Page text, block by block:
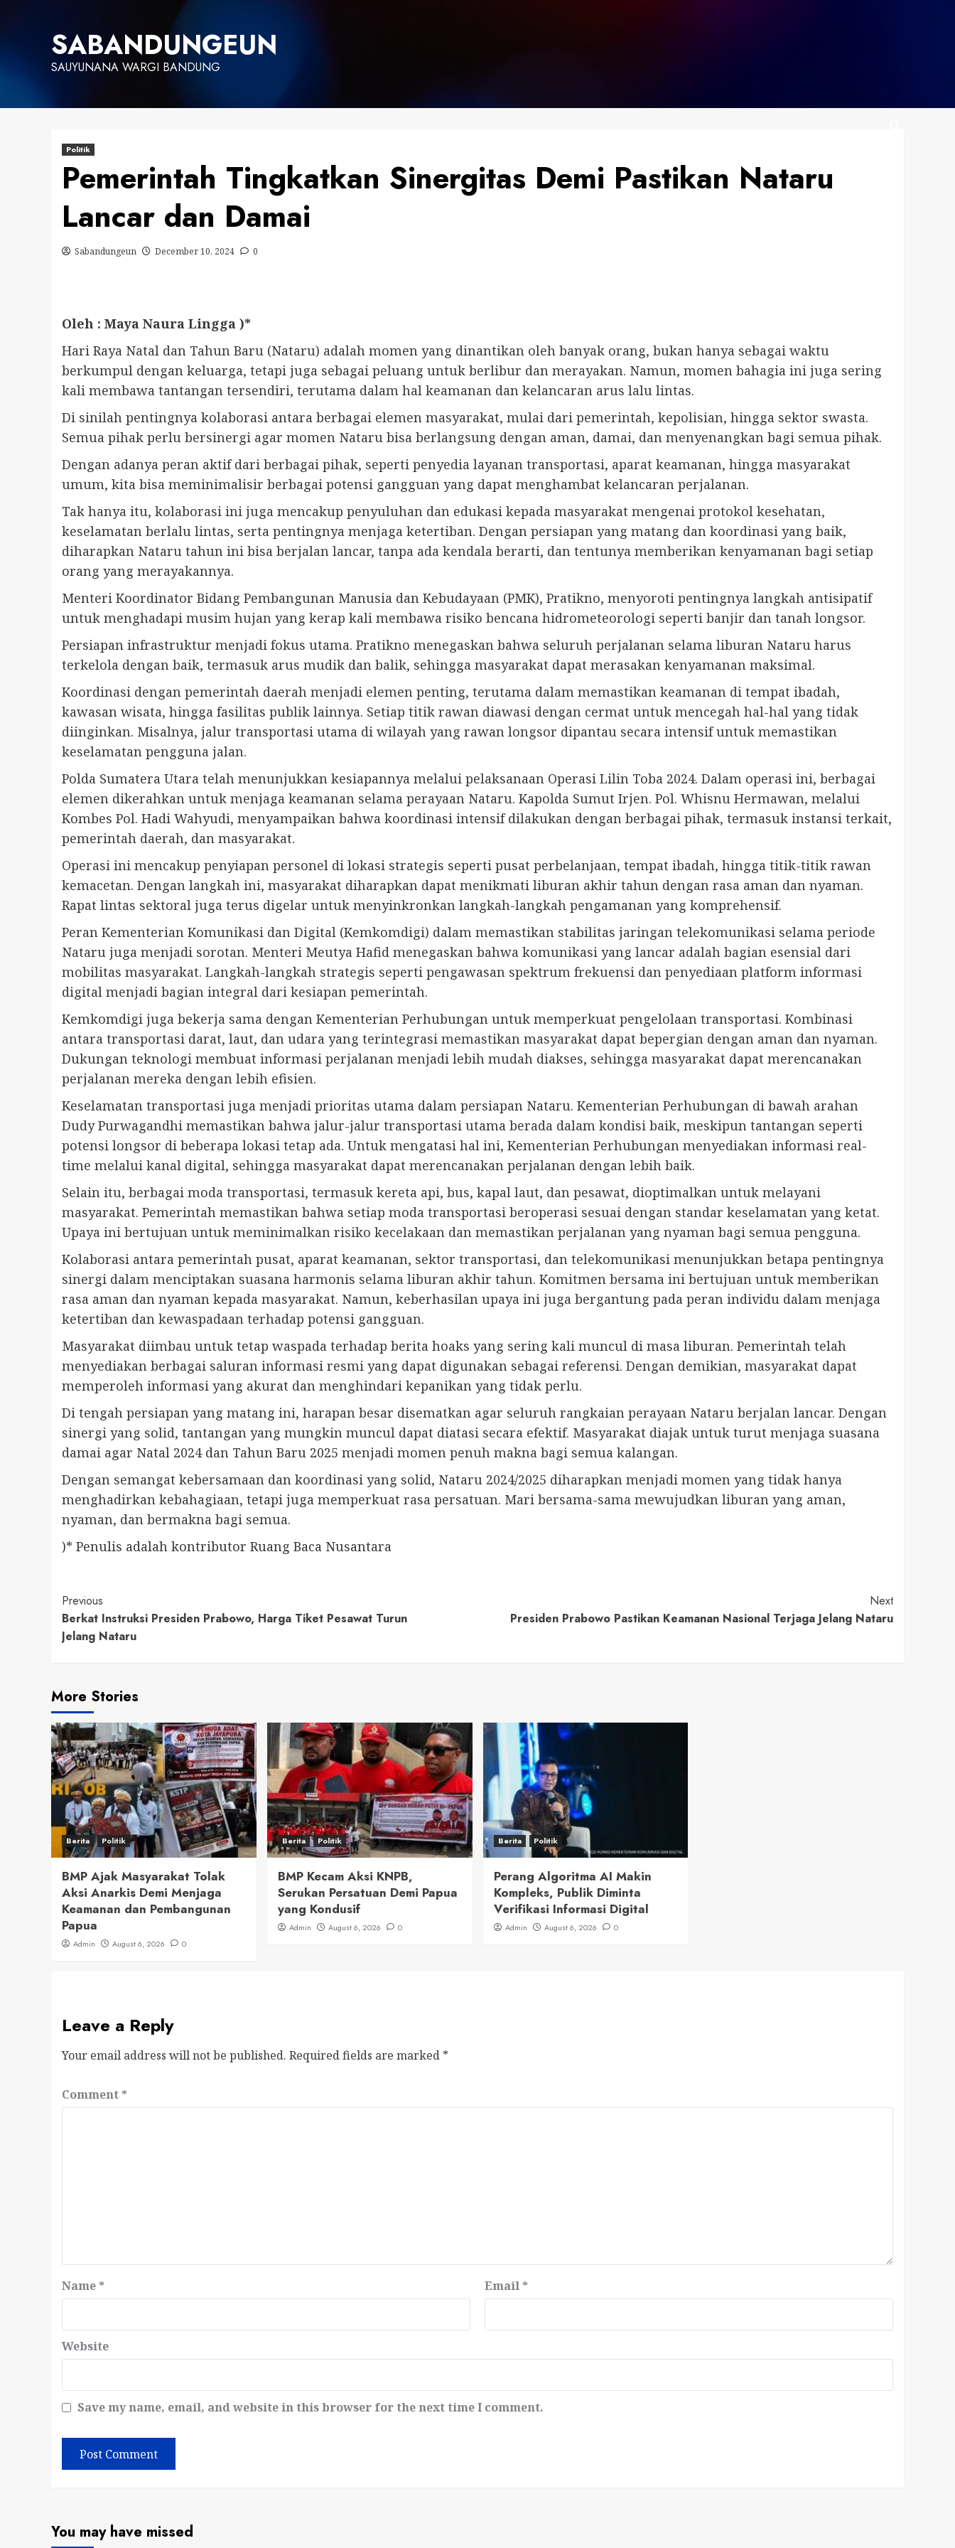
SABANDUNGEUN
SAUYUNANA WARGI BANDUNG
Politik
Pemerintah Tingkatkan Sinergitas Demi Pastikan Nataru
Lancar dan Damai
Sabandungeun December 10, 2024 0
Oleh : Maya Naura Lingga )*
Hari Raya Natal dan Tahun Baru (Nataru) adalah momen yang dinantikan oleh banyak orang, bukan hanya sebagai waktu
berkumpul dengan keluarga, tetapi juga sebagai peluang untuk berlibur dan merayakan. Namun, momen bahagia ini juga sering
kali membawa tantangan tersendiri, terutama dalam hal keamanan dan kelancaran arus lalu lintas.
Di sinilah pentingnya kolaborasi antara berbagai elemen masyarakat, mulai dari pemerintah, kepolisian, hingga sektor swasta.
Semua pihak perlu bersinergi agar momen Nataru bisa berlangsung dengan aman, damai, dan menyenangkan bagi semua pihak.
Dengan adanya peran aktif dari berbagai pihak, seperti penyedia layanan transportasi, aparat keamanan, hingga masyarakat
umum, kita bisa meminimalisir berbagai potensi gangguan yang dapat menghambat kelancaran perjalanan.
Tak hanya itu, kolaborasi ini juga mencakup penyuluhan dan edukasi kepada masyarakat mengenai protokol kesehatan,
keselamatan berlalu lintas, serta pentingnya menjaga ketertiban. Dengan persiapan yang matang dan koordinasi yang baik,
diharapkan Nataru tahun ini bisa berjalan lancar, tanpa ada kendala berarti, dan tentunya memberikan kenyamanan bagi setiap
orang yang merayakannya.
Menteri Koordinator Bidang Pembangunan Manusia dan Kebudayaan (PMK), Pratikno, menyoroti pentingnya langkah antisipatif
untuk menghadapi musim hujan yang kerap kali membawa risiko bencana hidrometeorologi seperti banjir dan tanah longsor.
Persiapan infrastruktur menjadi fokus utama. Pratikno menegaskan bahwa seluruh perjalanan selama liburan Nataru harus
terkelola dengan baik, termasuk arus mudik dan balik, sehingga masyarakat dapat merasakan kenyamanan maksimal.
Koordinasi dengan pemerintah daerah menjadi elemen penting, terutama dalam memastikan keamanan di tempat ibadah,
kawasan wisata, hingga fasilitas publik lainnya. Setiap titik rawan diawasi dengan cermat untuk mencegah hal-hal yang tidak
diinginkan. Misalnya, jalur transportasi utama di wilayah yang rawan longsor dipantau secara intensif untuk memastikan
keselamatan pengguna jalan.
Polda Sumatera Utara telah menunjukkan kesiapannya melalui pelaksanaan Operasi Lilin Toba 2024. Dalam operasi ini, berbagai
elemen dikerahkan untuk menjaga keamanan selama perayaan Nataru. Kapolda Sumut Irjen. Pol. Whisnu Hermawan, melalui
Kombes Pol. Hadi Wahyudi, menyampaikan bahwa koordinasi intensif dilakukan dengan berbagai pihak, termasuk instansi terkait,
pemerintah daerah, dan masyarakat.
Operasi ini mencakup penyiapan personel di lokasi strategis seperti pusat perbelanjaan, tempat ibadah, hingga titik-titik rawan
kemacetan. Dengan langkah ini, masyarakat diharapkan dapat menikmati liburan akhir tahun dengan rasa aman dan nyaman.
Rapat lintas sektoral juga terus digelar untuk menyinkronkan langkah-langkah pengamanan yang komprehensif.
Peran Kementerian Komunikasi dan Digital (Kemkomdigi) dalam memastikan stabilitas jaringan telekomunikasi selama periode
Nataru juga menjadi sorotan. Menteri Meutya Hafid menegaskan bahwa komunikasi yang lancar adalah bagian esensial dari
mobilitas masyarakat. Langkah-langkah strategis seperti pengawasan spektrum frekuensi dan penyediaan platform informasi
digital menjadi bagian integral dari kesiapan pemerintah.
Kemkomdigi juga bekerja sama dengan Kementerian Perhubungan untuk memperkuat pengelolaan transportasi. Kombinasi
antara transportasi darat, laut, dan udara yang terintegrasi memastikan masyarakat dapat bepergian dengan aman dan nyaman.
Dukungan teknologi membuat informasi perjalanan menjadi lebih mudah diakses, sehingga masyarakat dapat merencanakan
perjalanan mereka dengan lebih efisien.
Keselamatan transportasi juga menjadi prioritas utama dalam persiapan Nataru. Kementerian Perhubungan di bawah arahan
Dudy Purwagandhi memastikan bahwa jalur-jalur transportasi utama berada dalam kondisi baik, meskipun tantangan seperti
potensi longsor di beberapa lokasi tetap ada. Untuk mengatasi hal ini, Kementerian Perhubungan menyediakan informasi real-
time melalui kanal digital, sehingga masyarakat dapat merencanakan perjalanan dengan lebih baik.
Selain itu, berbagai moda transportasi, termasuk kereta api, bus, kapal laut, dan pesawat, dioptimalkan untuk melayani
masyarakat. Pemerintah memastikan bahwa setiap moda transportasi beroperasi sesuai dengan standar keselamatan yang ketat.
Upaya ini bertujuan untuk meminimalkan risiko kecelakaan dan memastikan perjalanan yang nyaman bagi semua pengguna.
Kolaborasi antara pemerintah pusat, aparat keamanan, sektor transportasi, dan telekomunikasi menunjukkan betapa pentingnya
sinergi dalam menciptakan suasana harmonis selama liburan akhir tahun. Komitmen bersama ini bertujuan untuk memberikan
rasa aman dan nyaman kepada masyarakat. Namun, keberhasilan upaya ini juga bergantung pada peran individu dalam menjaga
ketertiban dan kewaspadaan terhadap potensi gangguan.
Masyarakat diimbau untuk tetap waspada terhadap berita hoaks yang sering kali muncul di masa liburan. Pemerintah telah
menyediakan berbagai saluran informasi resmi yang dapat digunakan sebagai referensi. Dengan demikian, masyarakat dapat
memperoleh informasi yang akurat dan menghindari kepanikan yang tidak perlu.
Di tengah persiapan yang matang ini, harapan besar disematkan agar seluruh rangkaian perayaan Nataru berjalan lancar. Dengan
sinergi yang solid, tantangan yang mungkin muncul dapat diatasi secara efektif. Masyarakat diajak untuk turut menjaga suasana
damai agar Natal 2024 dan Tahun Baru 2025 menjadi momen penuh makna bagi semua kalangan.
Dengan semangat kebersamaan dan koordinasi yang solid, Nataru 2024/2025 diharapkan menjadi momen yang tidak hanya
menghadirkan kebahagiaan, tetapi juga memperkuat rasa persatuan. Mari bersama-sama mewujudkan liburan yang aman,
nyaman, dan bermakna bagi semua.
)* Penulis adalah kontributor Ruang Baca Nusantara
Continue
Reading
Previous
Berkat Instruksi Presiden Prabowo, Harga Tiket Pesawat Turun
Jelang Nataru
Next
Presiden Prabowo Pastikan Keamanan Nasional Terjaga Jelang Nataru
More Stories
Berita Politik
BMP Ajak Masyarakat Tolak
Aksi Anarkis Demi Menjaga
Keamanan dan Pembangunan
Papua
Admin August 6, 2026 0
Berita Politik
BMP Kecam Aksi KNPB,
Serukan Persatuan Demi Papua
yang Kondusif
Admin August 6, 2026 0
Berita Politik
Perang Algoritma AI Makin
Kompleks, Publik Diminta
Verifikasi Informasi Digital
Admin August 6, 2026 0
Leave a Reply
Your email address will not be published. Required fields are marked *
Comment *
Name * Email *
Website
Save my name, email, and website in this browser for the next time I comment.
You may have missed